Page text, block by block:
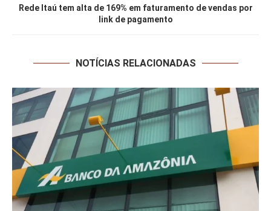
Rede Itaú tem alta de 169% em faturamento de vendas por
link de pagamento
NOTÍCIAS RELACIONADAS